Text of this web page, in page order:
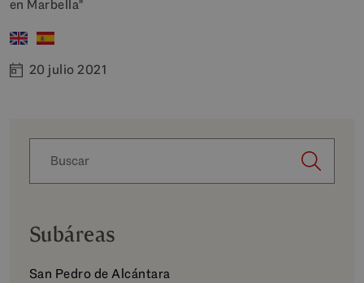
en Marbella"
20 julio 2021
Subáreas
San Pedro de Alcántara